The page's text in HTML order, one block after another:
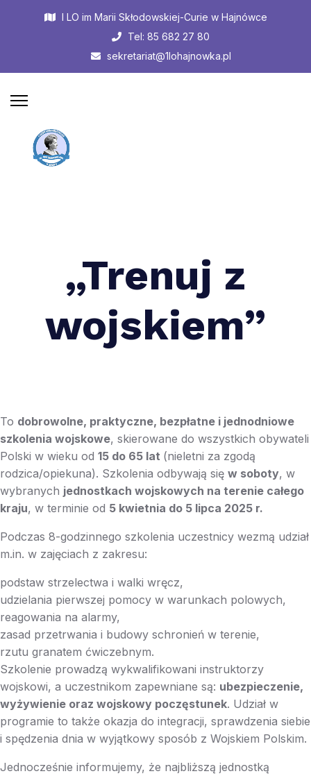
I LO im Marii Skłodowskiej-Curie w Hajnówce
Tel: 85 682 27 80
sekretariat@1lohajnowka.pl
„Trenuj z
wojskiem”
To dobrowolne, praktyczne, bezpłatne i jednodniowe
szkolenia wojskowe, skierowane do wszystkich obywateli
Polski w wieku od 15 do 65 lat (nieletni za zgodą
rodzica/opiekuna). Szkolenia odbywają się w soboty, w
wybranych jednostkach wojskowych na terenie całego
kraju, w terminie od 5 kwietnia do 5 lipca 2025 r.
Podczas 8-godzinnego szkolenia uczestnicy wezmą udział
m.in. w zajęciach z zakresu:
podstaw strzelectwa i walki wręcz,
udzielania pierwszej pomocy w warunkach polowych,
reagowania na alarmy,
zasad przetrwania i budowy schronień w terenie,
rzutu granatem ćwiczebnym.
Szkolenie prowadzą wykwalifikowani instruktorzy
wojskowi, a uczestnikom zapewniane są: ubezpieczenie,
wyżywienie oraz wojskowy poczęstunek. Udział w
programie to także okazja do integracji, sprawdzenia siebie
i spędzenia dnia w wyjątkowy sposób z Wojskiem Polskim.
Jednocześnie informujemy, że najbliższą jednostką